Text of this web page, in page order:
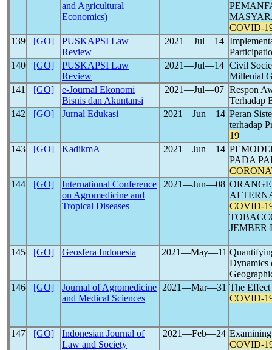
and Agricultural
Economics)
COVID-
139
[GO]
PUSKAPSI Law
Review
2021―Jul―14
140
[GO]
PUSKAPSI Law
Review
2021―Jul―14 Civil
Millenial
141
[GO]
e-Journal Ekonomi
Bisnis dan Akuntansi
2021―Jul―07 Respon
Terhadap
142
[GO] Jurnal Edukasi 2021―Jun―14 Peran
terhadap
19
143
[GO] KadikmA 2021―Jun―14
PADA
144
[GO]
International Conference
on Agromedicine and
Tropical Diseases
2021―Jun―08
COVID-
JEMBER
145 [GO] Geosfera Indonesia 2021―May―11
146
[GO]
Journal of Agromedicine
and Medical Sciences
2021―Mar―31 The
COVID-
147 [GO]
Indonesian Journal of
Law and Society
2021―Feb―24
COVID-